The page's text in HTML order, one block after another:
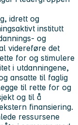
idrett og
institutt
og
videreføre det
for og stimulere
i utdanningene,
ansatte til faglig
til rette for og
og til å
finansiering.
ressursene